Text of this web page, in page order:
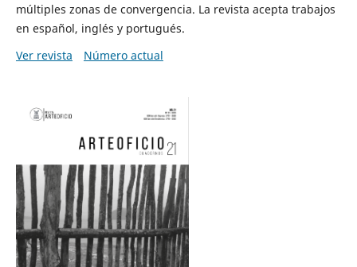
múltiples zonas de convergencia. La revista acepta trabajos
en español, inglés y portugués.
Ver revista
Número actual